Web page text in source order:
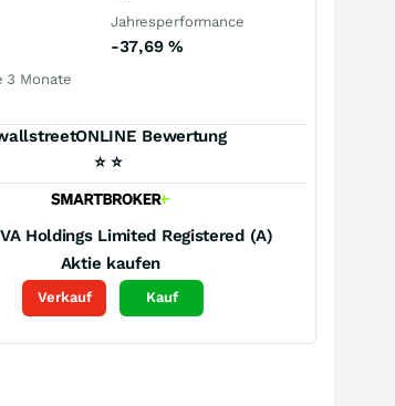
Jahresperformance
-37,69 %
3 Monate
Bewertung
⭐ ⭐
Holdings Limited Registered (A)
Aktie kaufen
Verkauf Kauf